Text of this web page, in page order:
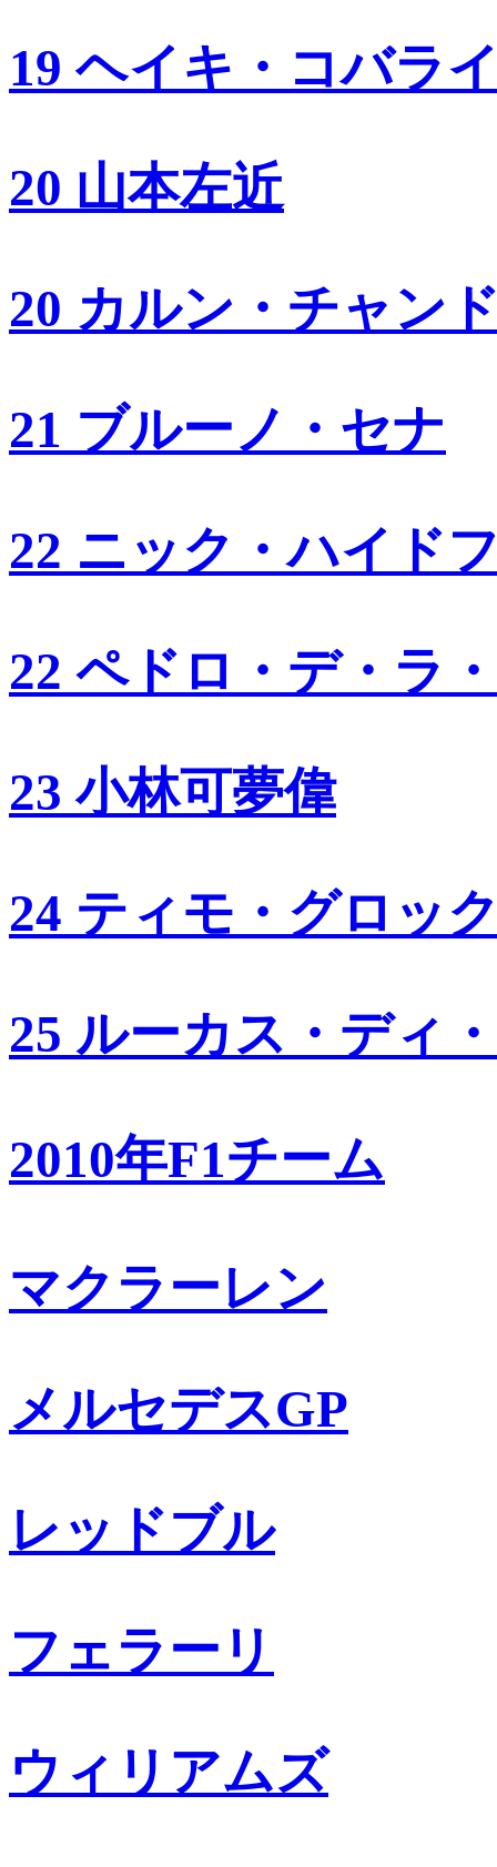
19 ヘイキ・コバラ
20 山本左近
20 カルン・チャン
21 ブルーノ・セナ
22 ニック・ハイド
22 ペドロ・デ・ラ
23 小林可夢偉
24 ティモ・グロッ
25 ルーカス・ディ
2010年F1チーム
マクラーレン
メルセデスGP
レッドブル
フェラーリ
ウィリアムズ